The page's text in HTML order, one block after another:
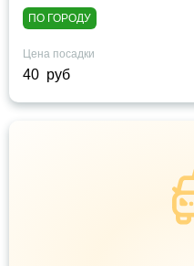
ПО ГОРОДУ
Цена посадки
40 руб